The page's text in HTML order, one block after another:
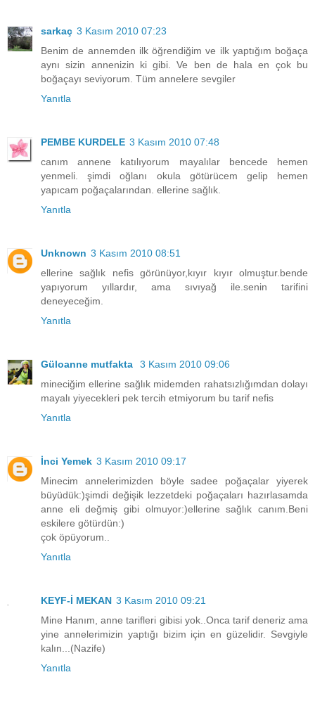
sarkaç 3 Kasım 2010 07:23
Benim de annemden ilk öğrendiğim ve ilk yaptığım boğaça
aynı sizin annenizin ki gibi. Ve ben de hala en çok bu
boğaçayı seviyorum. Tüm annelere sevgiler
Yanıtla
PEMBE KURDELE 3 Kasım 2010 07:48
canım annene katılıyorum mayalılar bencede hemen
yenmeli. şimdi oğlanı okula götürücem gelip hemen
yapıcam poğaçalarından. ellerine sağlık.
Yanıtla
Unknown 3 Kasım 2010 08:51
ellerine sağlık nefis görünüyor,kıyır kıyır olmuştur.bende
yapıyorum yıllardır, ama sıvıyağ ile.senin tarifini
deneyeceğim.
Yanıtla
Güloanne mutfakta
3 Kasım 2010 09:06
mineciğim ellerine sağlık midemden rahatsızlığımdan dolayı
mayalı yiyecekleri pek tercih etmiyorum bu tarif nefis
Yanıtla
İnci Yemek 3 Kasım 2010 09:17
Minecim annelerimizden böyle sadee poğaçalar yiyerek
büyüdük:)şimdi değişik lezzetdeki poğaçaları hazırlasamda
anne eli değmiş gibi olmuyor:)ellerine sağlık canım.Beni
eskilere götürdün:)
çok öpüyorum..
Yanıtla
KEYF-İ MEKAN 3 Kasım 2010 09:21
Mine Hanım, anne tarifleri gibisi yok..Onca tarif deneriz ama
yine annelerimizin yaptığı bizim için en güzelidir. Sevgiyle
kalın...(Nazife)
Yanıtla